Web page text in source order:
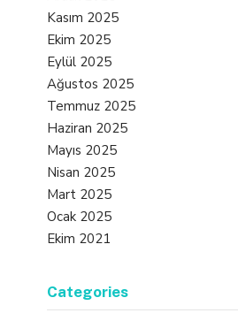
Kasım 2025
Ekim 2025
Eylül 2025
Ağustos 2025
Temmuz 2025
Haziran 2025
Mayıs 2025
Nisan 2025
Mart 2025
Ocak 2025
Ekim 2021
Categories